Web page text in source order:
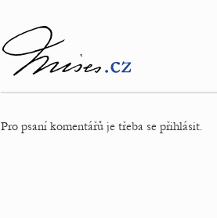
Pro psaní komentářů je třeba se přihlásit.